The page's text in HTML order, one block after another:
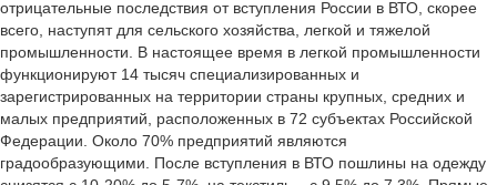
отрицательные последствия от вступления России в ВТО, скорее
всего, наступят для сельского хозяйства, легкой и тяжелой
промышленности. В настоящее время в легкой промышленности
функционируют 14 тысяч специализированных и
зарегистрированных на территории страны крупных, средних и
малых предприятий, расположенных в 72 субъектах Российской
Федерации. Около 70% предприятий являются
градообразующими. После вступления в ВТО пошлины на одежду